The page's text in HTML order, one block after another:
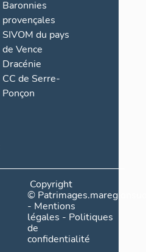
Baronnies
provençales
SIVOM du pays
de Vence
Dracénie
CC de Serre-
Ponçon
Copyright
©
- Mentions
légales - Politiques
de
confidentialité